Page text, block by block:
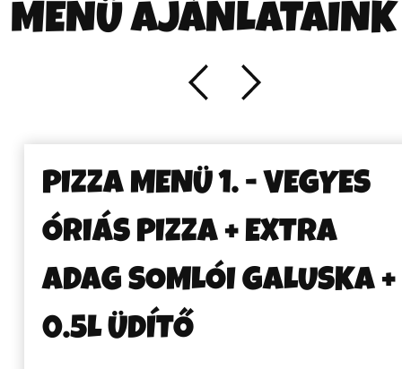
MENÜ AJÁNLATAINK
PIZZA MENÜ 1. - VEGYES
ÓRIÁS PIZZA + EXTRA
ADAG SOMLÓI GALUSKA +
0.5L ÜDÍTŐ